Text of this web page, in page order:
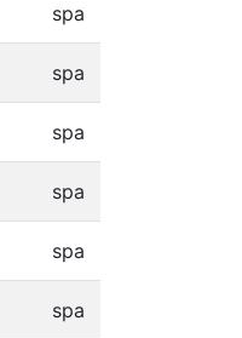
spa
spa
spa
spa
spa
spa